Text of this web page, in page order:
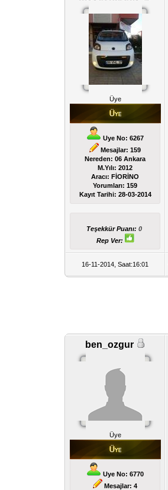
Üye
Uye No: 6267
Mesajlar: 159
Nereden: 06 Ankara
M.Yılı: 2012
Aracı: FİORİNO
Yorumları:159
Kayıt Tarihi: 28-03-2014
Teşekkür Puanı:0
Rep Ver:
16-11-2014, Saat:16:01
ben_ozgur
Üye
Uye No: 6770
Mesajlar: 4